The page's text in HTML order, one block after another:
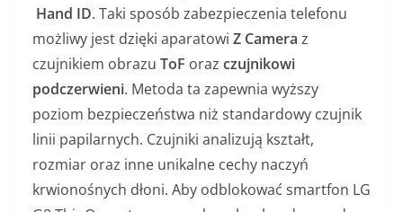
Hand ID. Taki sposób zabezpieczenia telefonu
możliwy jest dzięki aparatowi Z Camera z
czujnikiem obrazu ToF oraz czujnikowi
podczerwieni. Metoda ta zapewnia wyższy
poziom bezpieczeństwa niż standardowy czujnik
linii papilarnych. Czujniki analizują kształt,
rozmiar oraz inne unikalne cechy naczyń
krwionośnych dłoni. Aby odblokować smartfon LG